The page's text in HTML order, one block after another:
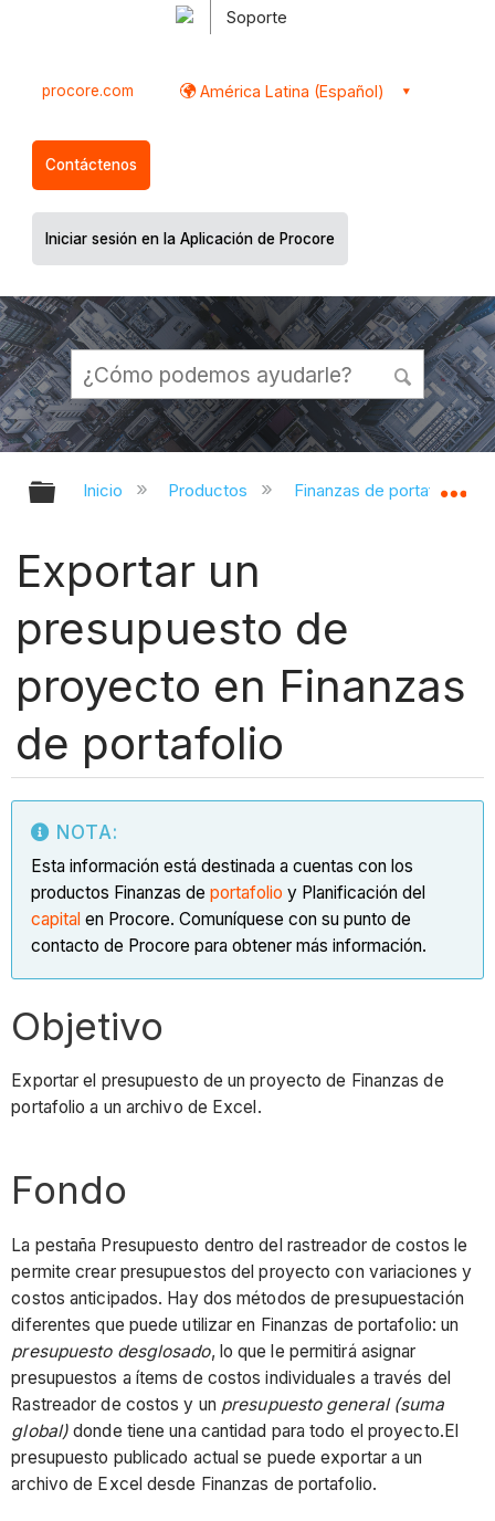
Soporte
procore.com América Latina (Español)
Contáctenos
Iniciar sesión en la Aplicación de Procore
Expandir/contraer jerarquía global
Inicio Productos Finanzas de portafolio y
Exportar un
presupuesto de
proyecto en Finanzas
de portafolio
NOTA:
Esta información está destinada a cuentas con los
productos Finanzas deportafolio y Planificación del
capital en Procore. Comuníquese con su punto de
contacto de Procore para obtener más información.
Objetivo
Exportar el presupuesto de un proyecto de Finanzas de
portafolio a un archivo de Excel.
Fondo
La pestaña Presupuesto dentro del rastreador de costos le
permite crear presupuestos del proyecto con variaciones y
costos anticipados. Hay dos métodos de presupuestación
diferentes que puede utilizar en Finanzas de portafolio: un
presupuesto desglosado, lo que le permitirá asignar
presupuestos a ítems de costos individuales a través del
Rastreador de costos y un presupuesto general (suma
global) donde tiene una cantidad para todo el proyecto.El
presupuesto publicado actual se puede exportar a un
archivo de Excel desde Finanzas de portafolio.